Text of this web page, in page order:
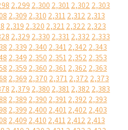
2,299 2,300 2,3012,302 2,303
2,309 2,310 2,3112,312 2,313
2,319 2,320 2,3212,322 2,323
2,329 2,330 2,3312,332 2,333
2,339 2,340 2,3412,342 2,343
2,349 2,350 2,3512,352 2,353
2,359 2,360 2,3612,362 2,363
2,369 2,370 2,3712,372 2,373
2,379 2,380 2,3812,382 2,383
2,389 2,390 2,3912,392 2,393
2,399 2,400 2,4012,402 2,403
2,409 2,410 2,4112,412 2,413